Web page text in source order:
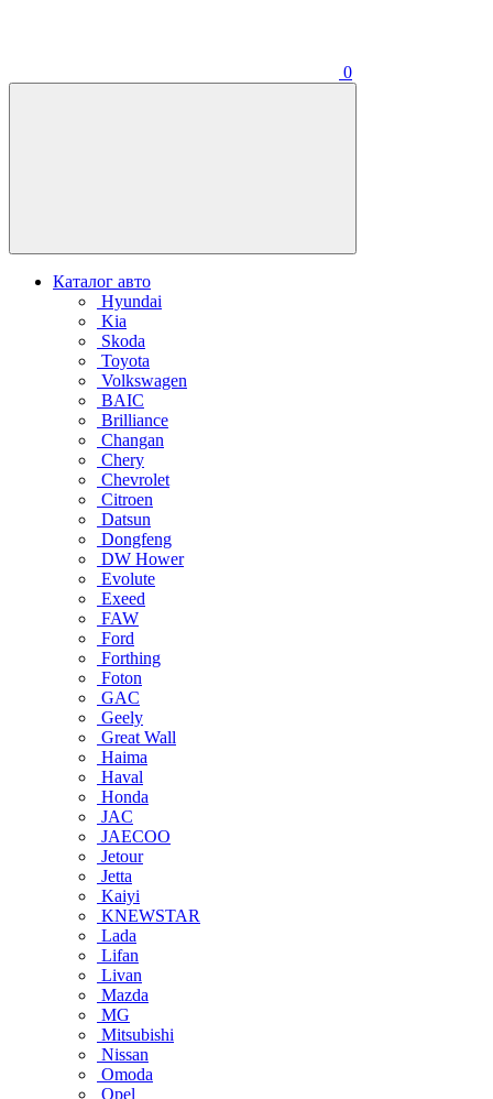
0
Каталог авто
Hyundai
Kia
Skoda
Toyota
Volkswagen
BAIC
Brilliance
Changan
Chery
Chevrolet
Citroen
Datsun
Dongfeng
DW Hower
Evolute
Exeed
FAW
Ford
Forthing
Foton
GAC
Geely
Great Wall
Haima
Haval
Honda
JAC
JAECOO
Jetour
Jetta
Kaiyi
KNEWSTAR
Lada
Lifan
Livan
Mazda
MG
Mitsubishi
Nissan
Omoda
Opel